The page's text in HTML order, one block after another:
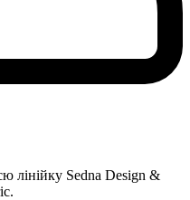
лінійку Sedna Design &